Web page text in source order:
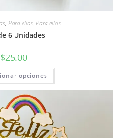
, Para ellas, Para ellos
6 Unidades
$25.00
opciones